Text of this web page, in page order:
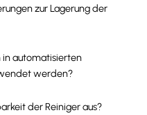
zur Lagerung der
in automatisierten
werden?
der Reiniger aus?